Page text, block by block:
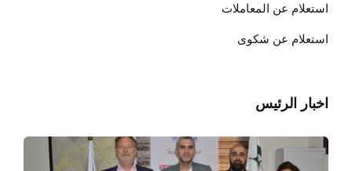
استعلام عن المعاملات
استعلام عن شكوى
اخبار الرئيس